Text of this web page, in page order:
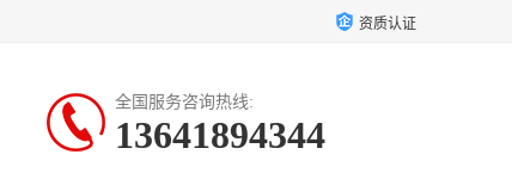
资质认证
全国服务咨询热线:
13641894344